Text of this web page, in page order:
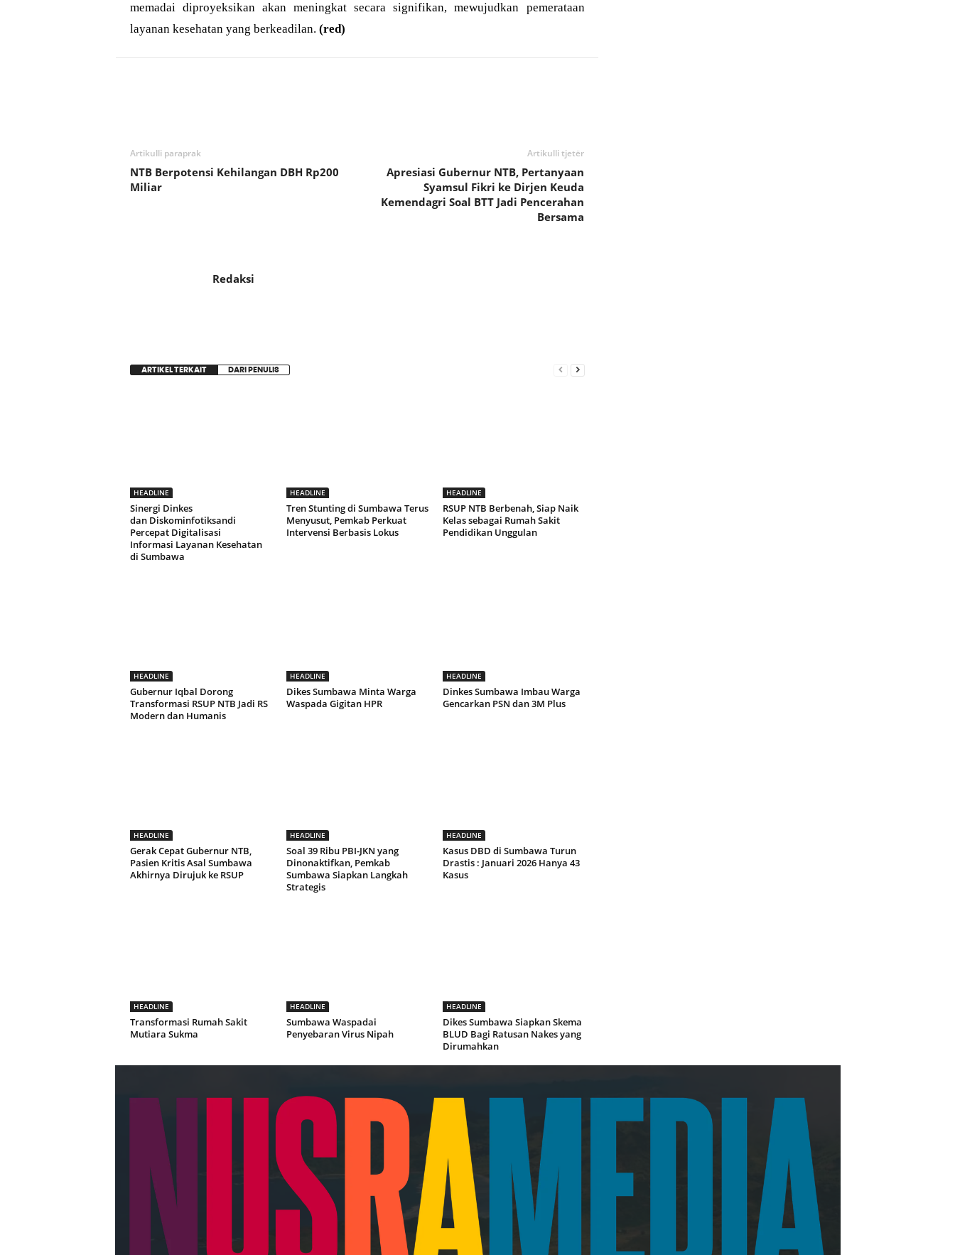
memadai diproyeksikan akan meningkat secara signifikan, mewujudkan pemerataan
layanan kesehatan yang berkeadilan. (red)
Artikulli paraprak
NTB Berpotensi Kehilangan DBH Rp200
Miliar
Artikulli tjetër
Apresiasi Gubernur NTB, Pertanyaan
Syamsul Fikri ke Dirjen Keuda
Kemendagri Soal BTT Jadi Pencerahan
Bersama
Redaksi
ARTIKEL TERKAIT DARI PENULIS
HEADLINE
Sinergi Dinkes
dan Diskominfotiksandi
Percepat Digitalisasi
Informasi Layanan Kesehatan
di Sumbawa
HEADLINE
Tren Stunting di Sumbawa Terus
Menyusut, Pemkab Perkuat
Intervensi Berbasis Lokus
HEADLINE
RSUP NTB Berbenah, Siap Naik
Kelas sebagai Rumah Sakit
Pendidikan Unggulan
HEADLINE
Gubernur Iqbal Dorong
Transformasi RSUP NTB Jadi RS
Modern dan Humanis
HEADLINE
Dikes Sumbawa Minta Warga
Waspada Gigitan HPR
HEADLINE
Dinkes Sumbawa Imbau Warga
Gencarkan PSN dan 3M Plus
HEADLINE
Gerak Cepat Gubernur NTB,
Pasien Kritis Asal Sumbawa
Akhirnya Dirujuk ke RSUP
HEADLINE
Soal 39 Ribu PBI-JKN yang
Dinonaktifkan, Pemkab
Sumbawa Siapkan Langkah
Strategis
HEADLINE
Kasus DBD di Sumbawa Turun
Drastis : Januari 2026 Hanya 43
Kasus
HEADLINE
Transformasi Rumah Sakit
Mutiara Sukma
HEADLINE
Sumbawa Waspadai
Penyebaran Virus Nipah
HEADLINE
Dikes Sumbawa Siapkan Skema
BLUD Bagi Ratusan Nakes yang
Dirumahkan